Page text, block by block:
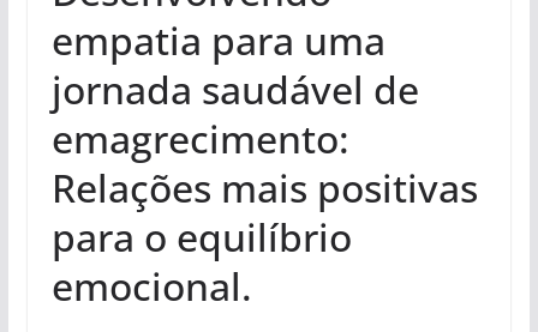
empatia para uma
jornada saudável de
emagrecimento:
Relações mais positivas
para o equilíbrio
emocional.